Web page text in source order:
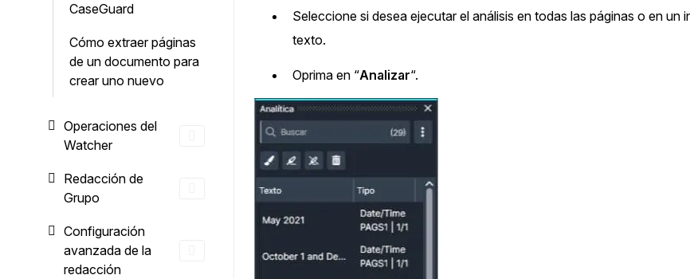
CaseGuard
Cómo extraer páginas
de un documento para
crear uno nuevo
Operaciones del
Watcher
Redacción de
Grupo
Configuración
avanzada de la
redacción
Seleccione si desea ejecutar el análisis en todas las páginas o en
texto.
Oprima en “Analizar“.